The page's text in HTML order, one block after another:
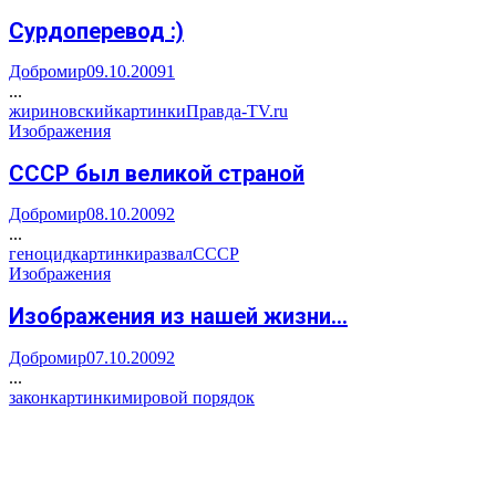
Сурдоперевод :)
Добромир09.10.20091
...
жириновскийкартинкиПравда-TV.ru
Изображения
СССР был великой страной
Добромир08.10.20092
...
геноцидкартинкиразвалСССР
Изображения
Изображения из нашей жизни…
Добромир07.10.20092
...
законкартинкимировой порядок